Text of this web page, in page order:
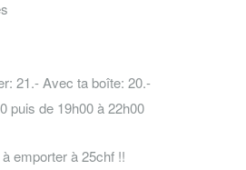
21.- Avec ta boîte: 20.-
puis de 19h00 à 22h00
emporter à 25chf !!